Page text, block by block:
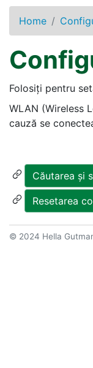
Home
Folosiți pentru
WLAN (Wireless
cauză se
Căutarea și
Resetarea
© 2024 Hella